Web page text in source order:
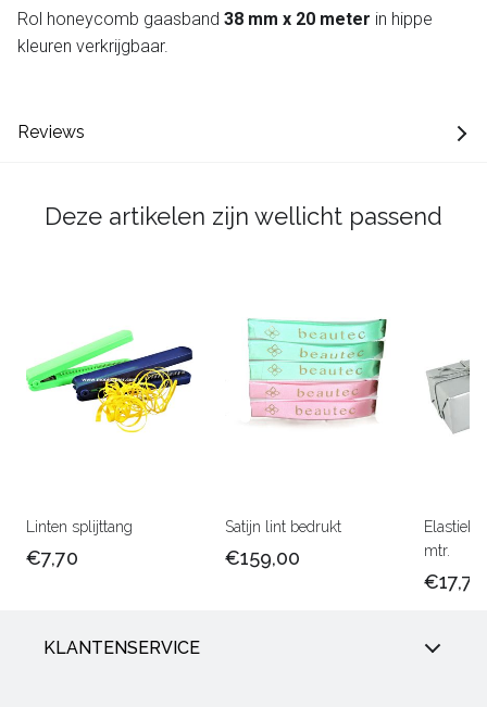
Rol honeycomb gaasband 38 mm x 20 meter in hippe
kleuren verkrijgbaar.
Reviews
Deze artikelen zijn wellicht passend
Linten splijttang
€7,70
Satijn lint bedrukt
€159,00
Elastiek
mtr.
€17,75
KLANTENSERVICE